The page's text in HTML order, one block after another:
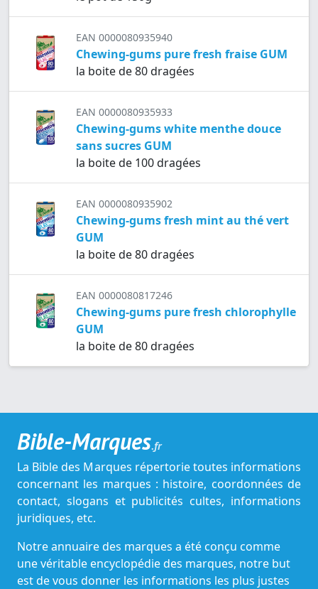
EAN 0000080935940
Chewing-gums pure fresh fraise GUM
la boite de 80 dragées
EAN 0000080935933
Chewing-gums white menthe douce
sans sucres GUM
la boite de 100 dragées
EAN 0000080935902
Chewing-gums fresh mint au thé vert
GUM
la boite de 80 dragées
EAN 0000080817246
Chewing-gums pure fresh chlorophylle
GUM
la boite de 80 dragées
Bible-Marques.fr
La Bible des Marques répertorie toutes informations
concernant les marques : histoire, coordonnées de
contact, slogans et publicités cultes, informations
juridiques, etc.
Notre annuaire des marques a été conçu comme
une véritable encyclopédie des marques, notre but
est de vous donner les informations les plus justes